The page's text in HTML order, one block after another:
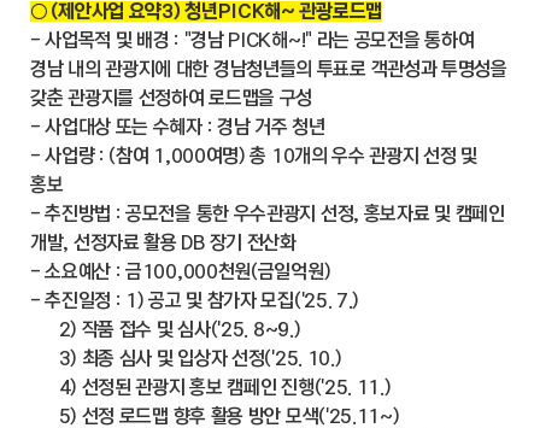
○ (제안사업 요약3) 청년PICK해~ 관광로드맵
- 사업목적 및 배경 : "경남 PICK해~!" 라는 공모전을 통하여
경남 내의 관광지에 대한 경남청년들의 투표로 객관성과 투명성을
갖춘 관광지를 선정하여 로드맵을 구성
- 사업대상 또는 수혜자 : 경남 거주 청년
- 사업량 : (참여 1,000여명) 총 10개의 우수 관광지 선정 및
홍보
- 추진방법 : 공모전을 통한 우수관광지 선정, 홍보자료 및 캠페인
개발, 선정자료 활용 DB 장기 전산화
- 소요예산 : 금100,000천원(금일억원)
- 추진일정 : 1) 공고 및 참가자 모집('25. 7.)
2) 작품 접수 및 심사('25. 8~9.)
3) 최종 심사 및 입상자 선정('25. 10.)
4) 선정된 관광지 홍보 캠페인 진행('25. 11.)
5) 선정 로드맵 향후 활용 방안 모색('25.11~)